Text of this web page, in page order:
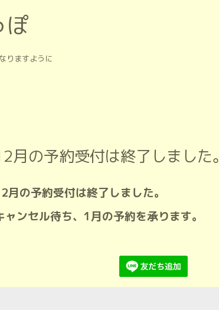
ぽ
りますように
月の予約受付は終了しました。
月の予約受付は終了しました。
ャンセル待ち、1月の予約を承ります。